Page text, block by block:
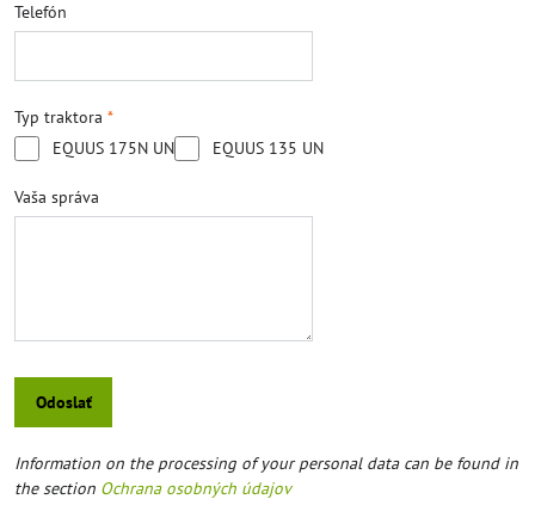
Telefón
Typ traktora *
EQUUS 175N UN
EQUUS 135 UN
Vaša správa
Odoslať
Information on the processing of your personal data can be found in
the section Ochrana osobných údajov